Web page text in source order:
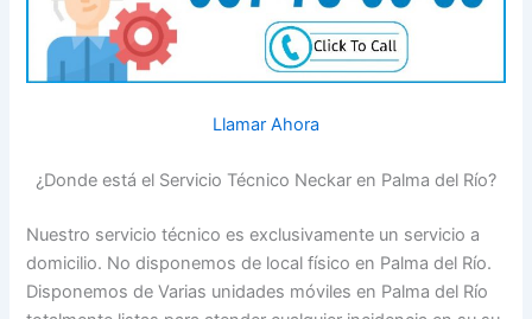
Llamar Ahora
¿Donde está el Servicio Técnico Neckar en Palma del Río?
Nuestro servicio técnico es exclusivamente un servicio a
domicilio. No disponemos de local físico en Palma del Río.
Disponemos de Varias unidades móviles en Palma del Río